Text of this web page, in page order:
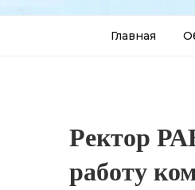
Главная
Ректор
работу